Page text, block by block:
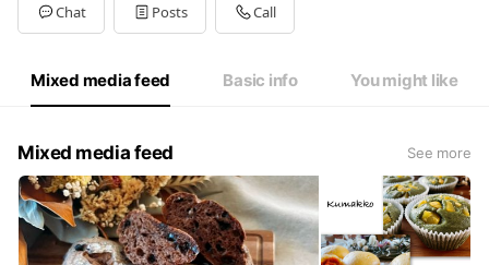
Chat Posts Call
Mixed media feed Basic info You might like
Mixed media feed See more